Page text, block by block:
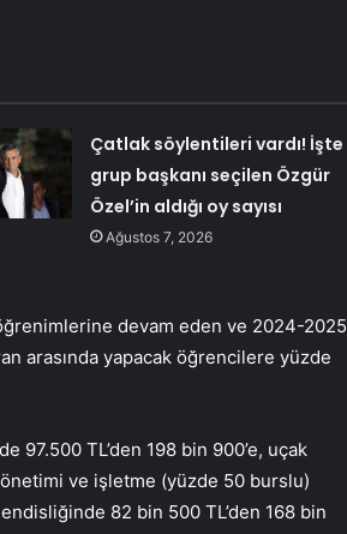
Çatlak söylentileri vardı! İşte
grup başkanı seçilen Özgür
Özel’in aldığı oy sayısı
Ağustos 7, 2026
devam eden ve 2024-2025
arasında yapacak öğrencilere yüzde
TL’den 198 bin 900’e, uçak
ve işletme (yüzde 50 burslu)
82 bin 500 TL’den 168 bin